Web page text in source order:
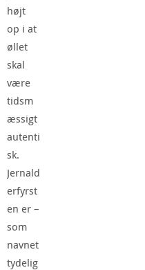
højt
op i at
øllet
skal
være
tidsm
æssigt
autenti
sk.
Jernald
erfyrst
en er –
som
navnet
tydelig